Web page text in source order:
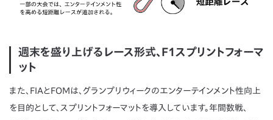
週末を盛り上げるレース形式、F1スプリントフォーマ
ット
また、FIAとFOMは、グランプリウィークのエンターテインメント性向上
を目的として、スプリントフォーマットを導入しています。年間数戦、